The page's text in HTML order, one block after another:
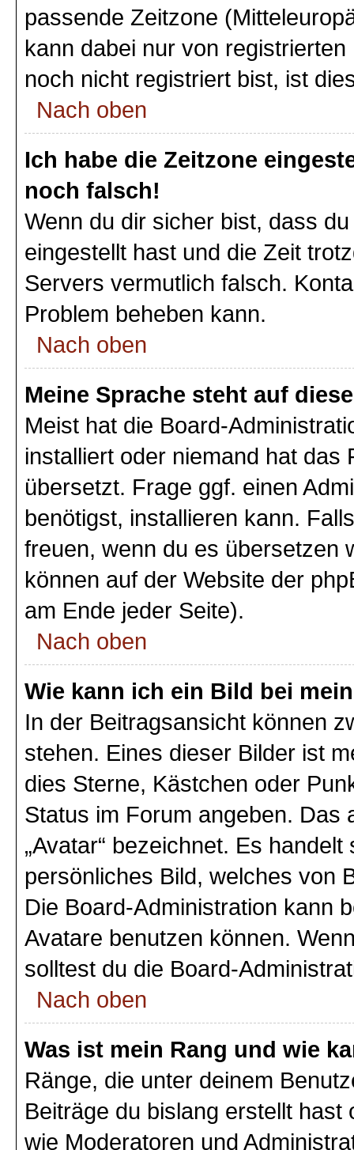
passende Zeitzone
kann dabei nur von
noch nicht registriert bist, ist
Nach oben
Ich habe die Zeitzone
noch falsch!
Wenn du dir sicher bist, dass
eingestellt hast und die Zeit
Servers vermutlich falsch.
Problem beheben kann.
Nach oben
Meine Sprache steht auf
Meist hat die Board-
installiert oder niemand hat das
übersetzt. Frage ggf. einen
benötigst, installieren kann.
freuen, wenn du es übersetzen
können auf der Website der
am Ende jeder Seite).
Nach oben
Wie kann ich ein Bild bei
In der Beitragsansicht können
stehen. Eines dieser Bilder ist
dies Sterne, Kästchen oder
Status im Forum angeben. Das
„Avatar“ bezeichnet. Es
persönliches Bild, welches von
Die Board-Administration kann
Avatare benutzen können.
solltest du die Board-
Nach oben
Was ist mein Rang und wie
Ränge, die unter deinem
Beiträge du bislang erstellt
wie Moderatoren und